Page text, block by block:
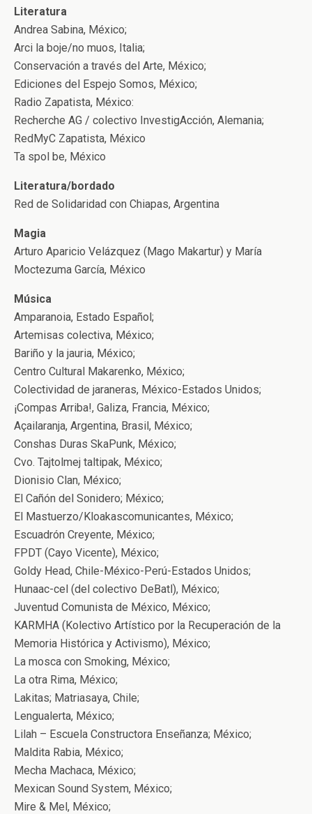
Literatura
Andrea Sabina, México;
Arci la boje/no muos, Italia;
Conservación a través del Arte, México;
Ediciones del Espejo Somos, México;
Radio Zapatista, México:
Recherche AG / colectivo InvestigAcción, Alemania;
RedMyC Zapatista, México
Ta spol be, México
Literatura/bordado
Red de Solidaridad con Chiapas, Argentina
Magia
Arturo Aparicio Velázquez (Mago Makartur) y María
Moctezuma García, México
Música
Amparanoia, Estado Español;
Artemisas colectiva, México;
Bariño y la jauria, México;
Centro Cultural Makarenko, México;
Colectividad de jaraneras, México-Estados Unidos;
¡Compas Arriba!, Galiza, Francia, México;
Açailaranja, Argentina, Brasil, México;
Conshas Duras SkaPunk, México;
Cvo. Tajtolmej taltipak, México;
Dionisio Clan, México;
El Cañón del Sonidero; México;
El Mastuerzo/Kloakascomunicantes, México;
Escuadrón Creyente, México;
FPDT (Cayo Vicente), México;
Goldy Head, Chile-México-Perú-Estados Unidos;
Hunaac-cel (del colectivo DeBatl), México;
Juventud Comunista de México, México;
KARMHA (Kolectivo Artístico por la Recuperación de la
Memoria Histórica y Activismo), México;
La mosca con Smoking, México;
La otra Rima, México;
Lakitas; Matriasaya, Chile;
Lengualerta, México;
Lilah – Escuela Constructora Enseñanza; México;
Maldita Rabia, México;
Mecha Machaca, México;
Mexican Sound System, México;
Mire & Mel, México;